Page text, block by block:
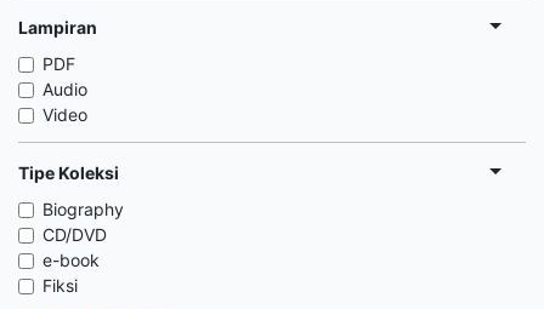
Lampiran
PDF
Audio
Video
Tipe Koleksi
Biography
CD/DVD
e-book
Fiksi